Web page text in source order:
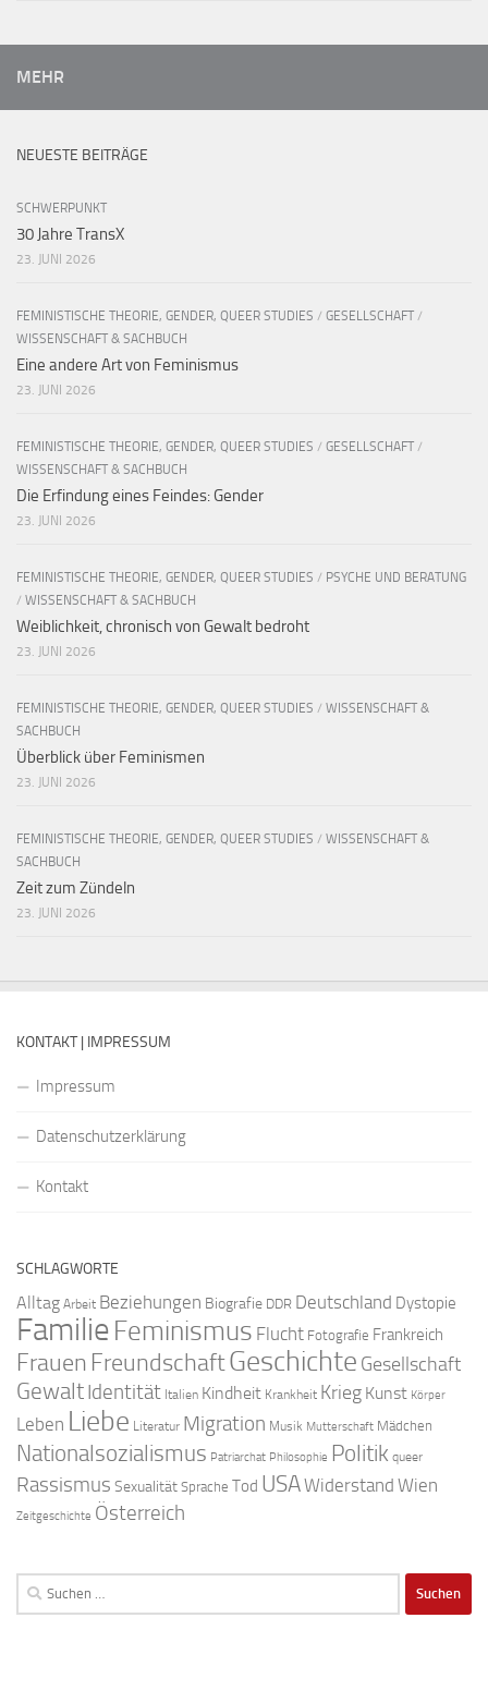
MEHR
NEUESTE BEITRÄGE
SCHWERPUNKT
30 Jahre TransX
23. JUNI 2026
FEMINISTISCHE THEORIE, GENDER, QUEER STUDIES / GESELLSCHAFT /
WISSENSCHAFT & SACHBUCH
Eine andere Art von Feminismus
23. JUNI 2026
FEMINISTISCHE THEORIE, GENDER, QUEER STUDIES / GESELLSCHAFT /
WISSENSCHAFT & SACHBUCH
Die Erfindung eines Feindes: Gender
23. JUNI 2026
FEMINISTISCHE THEORIE, GENDER, QUEER STUDIES / PSYCHE UND BERATUNG
/ WISSENSCHAFT & SACHBUCH
Weiblichkeit, chronisch von Gewalt bedroht
23. JUNI 2026
FEMINISTISCHE THEORIE, GENDER, QUEER STUDIES / WISSENSCHAFT &
SACHBUCH
Überblick über Feminismen
23. JUNI 2026
FEMINISTISCHE THEORIE, GENDER, QUEER STUDIES / WISSENSCHAFT &
SACHBUCH
Zeit zum Zündeln
23. JUNI 2026
KONTAKT | IMPRESSUM
Impressum
Datenschutzerklärung
Kontakt
SCHLAGWORTE
Alltag Arbeit Beziehungen Biografie DDR Deutschland Dystopie
FamilieFeminismus Flucht Fotografie Frankreich
Frauen FreundschaftGeschichte Gesellschaft
GewaltIdentität Italien Kindheit Krankheit Krieg Kunst Körper
Leben Liebe Literatur Migration Musik Mutterschaft Mädchen
Nationalsozialismus Patriarchat Philosophie Politik queer
Rassismus SexualitätSprache Tod USAWiderstand Wien
Zeitgeschichte Österreich
Suchen
nach: